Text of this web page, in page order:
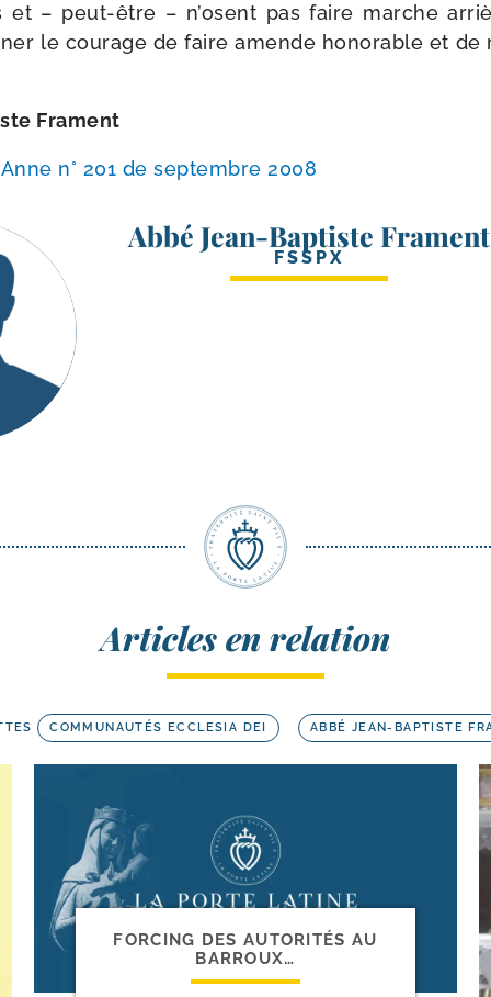
et – peut-​être – n’osent pas faire marche
le cou­rage de faire amende hono­rable et de
Frament
n° 201 de sep­tembre 2008
Abbé Jean-Baptiste Frament
FSSPX
Articles en relation
COMMUNAUTÉS ECCLESIA DEI ABBÉ JEAN-BAPTISTE
FORCING DES AUTORITÉS AU
BARROUX…